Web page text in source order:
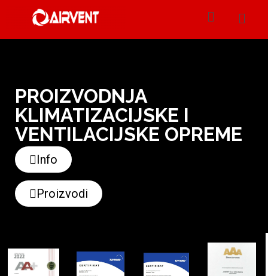
PROIZVODNJA
KLIMATIZACIJSKE I
VENTILACIJSKE OPREME
Info
Proizvodi